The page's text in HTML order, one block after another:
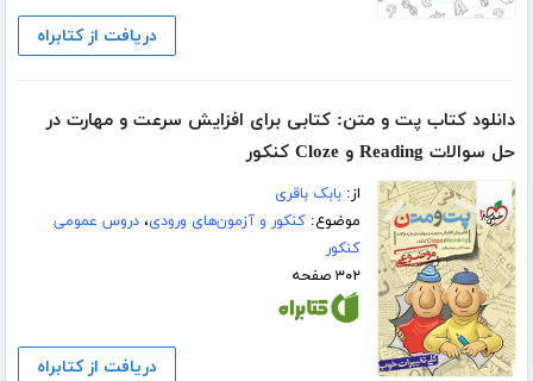
دریافت از کتابراه
دانلود کتاب پت و متن: کتابی برای افزایش سرعت و مهارت در
حل سوالات Reading و Cloze کنکور
از:بابک باقری
موضوع:کنکور و آزمون‌های ورودی،دروس عمومی
کنکور
۳۰۲ صفحه
دریافت از کتابراه